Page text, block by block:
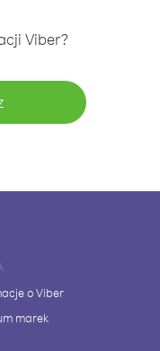
Viber?
o Viber
marek